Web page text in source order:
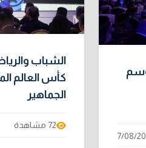
7/08/
الشباب
كأس العالم
الجماهير
72 مشاهدة